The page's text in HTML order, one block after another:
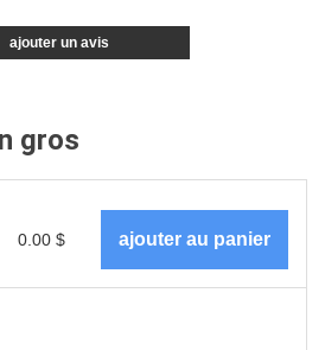
ajouter un avis
gros
0.00 $